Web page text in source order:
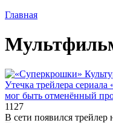
Главная
Утечка трейлера
мог быть отменённый
1127
В сети появился трейлер